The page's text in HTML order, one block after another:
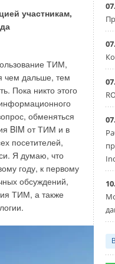
участникам,
ТИМ,
чем дальше, тем
Пока никто этого
обменяться
BIM от ТИМ и в
посетителей,
Я думаю, что
году, к первому
обсуждений,
ТИМ, а также
время
ранних стадиях
прозрачными
процесса
создана
иную
и,
в чьей зоне
этапов,